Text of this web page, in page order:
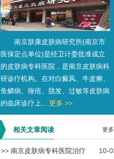
南京肤康皮肤病研究所(南京市
医保定点单位)是经卫计委批准成立
的皮肤病专科医院，是南京皮肤病科
研诊疗机构。在对白癜风、牛皮癣、
鱼鳞病、痤疮、脱发、过敏等皮肤病
的临床诊疗上.... 更多 >>
更多
相关文章阅读
>> 南京皮肤病专科医院治疗
10-